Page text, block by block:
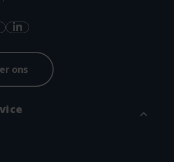
ons
expand_more